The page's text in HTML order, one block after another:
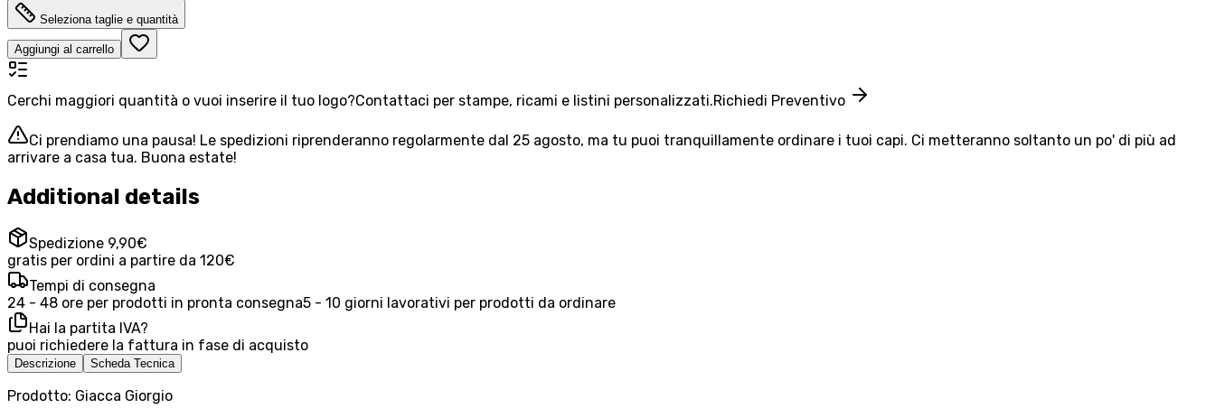
Seleziona taglie e quantità
Aggiungi al carrello
Cerchi maggiori quantità o vuoi inserire il tuo logo?Contattaci per stampe, ricami e listini personalizzati.Richiedi Preventivo
Ci prendiamo una pausa! Le spedizioni riprenderanno regolarmente dal 25 agosto, ma tu puoi tranquillamente ordinare i tuoi capi. Ci metteranno soltanto un po' di più ad
arrivare a casa tua. Buona estate!
Additional details
Spedizione 9,90€
gratis per ordini a partire da 120€
Tempi di consegna
24 - 48 ore per prodotti in pronta consegna5 - 10 giorni lavorativi per prodotti da ordinare
Hai la partita IVA?
puoi richiedere la fattura in fase di acquisto
Descrizione Scheda Tecnica
Prodotto: Giacca Giorgio